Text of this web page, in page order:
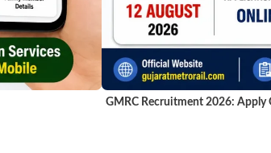
GMRC Recruitment 2026: Apply